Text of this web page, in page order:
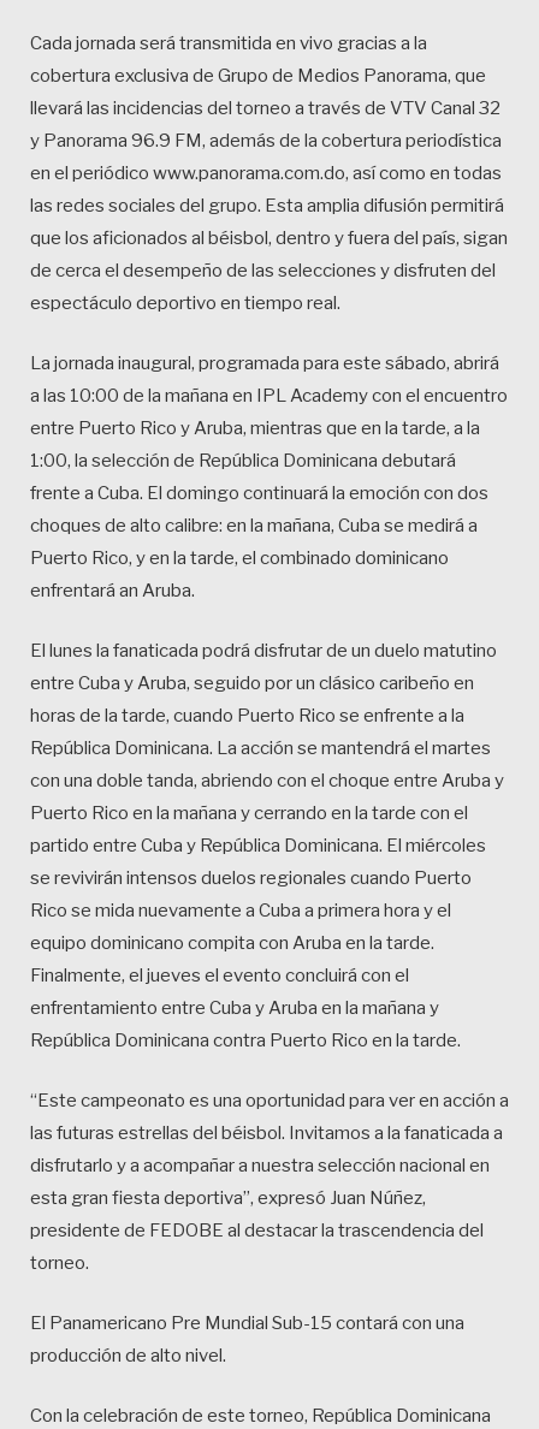
Cada jornada será transmitida en vivo gracias a la
cobertura exclusiva de Grupo de Medios Panorama, que
llevará las incidencias del torneo a través de VTV Canal 32
y Panorama 96.9 FM, además de la cobertura periodística
en el periódico www.panorama.com.do, así como en todas
las redes sociales del grupo. Esta amplia difusión permitirá
que los aficionados al béisbol, dentro y fuera del país, sigan
de cerca el desempeño de las selecciones y disfruten del
espectáculo deportivo en tiempo real.
La jornada inaugural, programada para este sábado, abrirá
a las 10:00 de la mañana en IPL Academy con el encuentro
entre Puerto Rico y Aruba, mientras que en la tarde, a la
1:00, la selección de República Dominicana debutará
frente a Cuba. El domingo continuará la emoción con dos
choques de alto calibre: en la mañana, Cuba se medirá a
Puerto Rico, y en la tarde, el combinado dominicano
enfrentará an Aruba.
El lunes la fanaticada podrá disfrutar de un duelo matutino
entre Cuba y Aruba, seguido por un clásico caribeño en
horas de la tarde, cuando Puerto Rico se enfrente a la
República Dominicana. La acción se mantendrá el martes
con una doble tanda, abriendo con el choque entre Aruba y
Puerto Rico en la mañana y cerrando en la tarde con el
partido entre Cuba y República Dominicana. El miércoles
se revivirán intensos duelos regionales cuando Puerto
Rico se mida nuevamente a Cuba a primera hora y el
equipo dominicano compita con Aruba en la tarde.
Finalmente, el jueves el evento concluirá con el
enfrentamiento entre Cuba y Aruba en la mañana y
República Dominicana contra Puerto Rico en la tarde.
“Este campeonato es una oportunidad para ver en acción a
las futuras estrellas del béisbol. Invitamos a la fanaticada a
disfrutarlo y a acompañar a nuestra selección nacional en
esta gran fiesta deportiva”, expresó Juan Núñez,
presidente de FEDOBE al destacar la trascendencia del
torneo.
El Panamericano Pre Mundial Sub-15 contará con una
producción de alto nivel.
Con la celebración de este torneo, República Dominicana